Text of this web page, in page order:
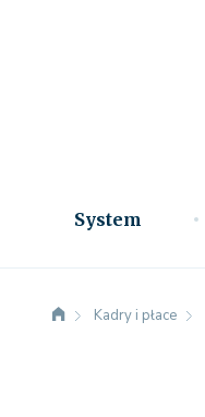
System
Kadry i płace